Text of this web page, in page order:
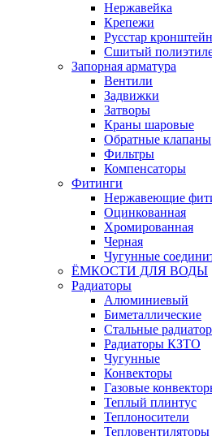
Нержавейка
Крепежи
Русстар
Сшитый
Запорная арматура
Вентили
Задвижки
Затворы
Краны шаровые
Обратные клапаны
Фильтры
Компенсаторы
Фитинги
Нержавеющие
Оцинкованная
Хромированная
Черная
Чугунные
ЁМКОСТИ ДЛЯ ВОДЫ
Радиаторы
Алюминиевый
Биметаллические
Стальные
Радиаторы КЗТО
Чугунные
Конвекторы
Газовые
Теплый плинтус
Теплоносители
Тепловентиляторы